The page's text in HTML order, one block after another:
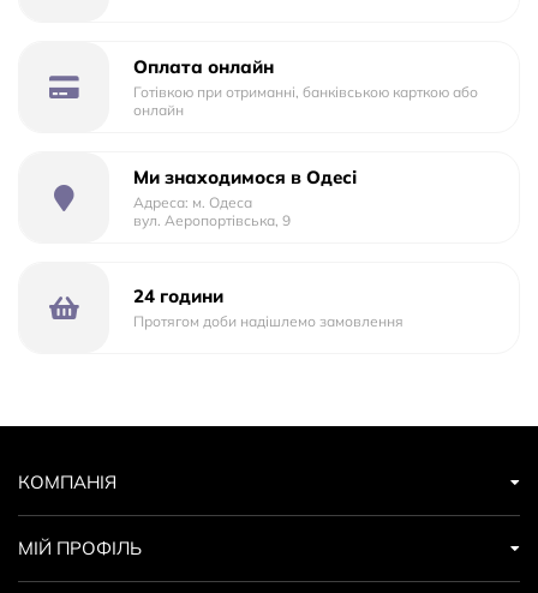
Оплата онлайн
Готівкою при отриманні, банківською карткою або
онлайн
Ми знаходимося в Одесі
Адреса: м. Одеса
вул. Аеропортівська, 9
24 години
Протягом доби надішлемо замовлення
КОМПАНІЯ
МІЙ ПРОФІЛЬ